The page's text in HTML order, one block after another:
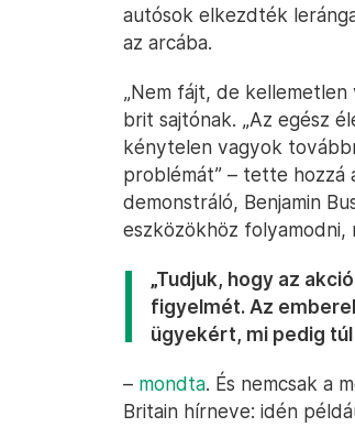
autósok elkezdték
az arcába.
„Nem fájt, de kellemetlen
brit sajtónak. „Az egész
kénytelen vagyok
problémát” – tette hozzá
demonstráló, Benjamin
eszközökhöz folyamodni,
„Tudjuk, hogy az
figyelmét. Az
ügyekért, mi pedig
– mondta. És nemcsak a
Britain hírneve: idén